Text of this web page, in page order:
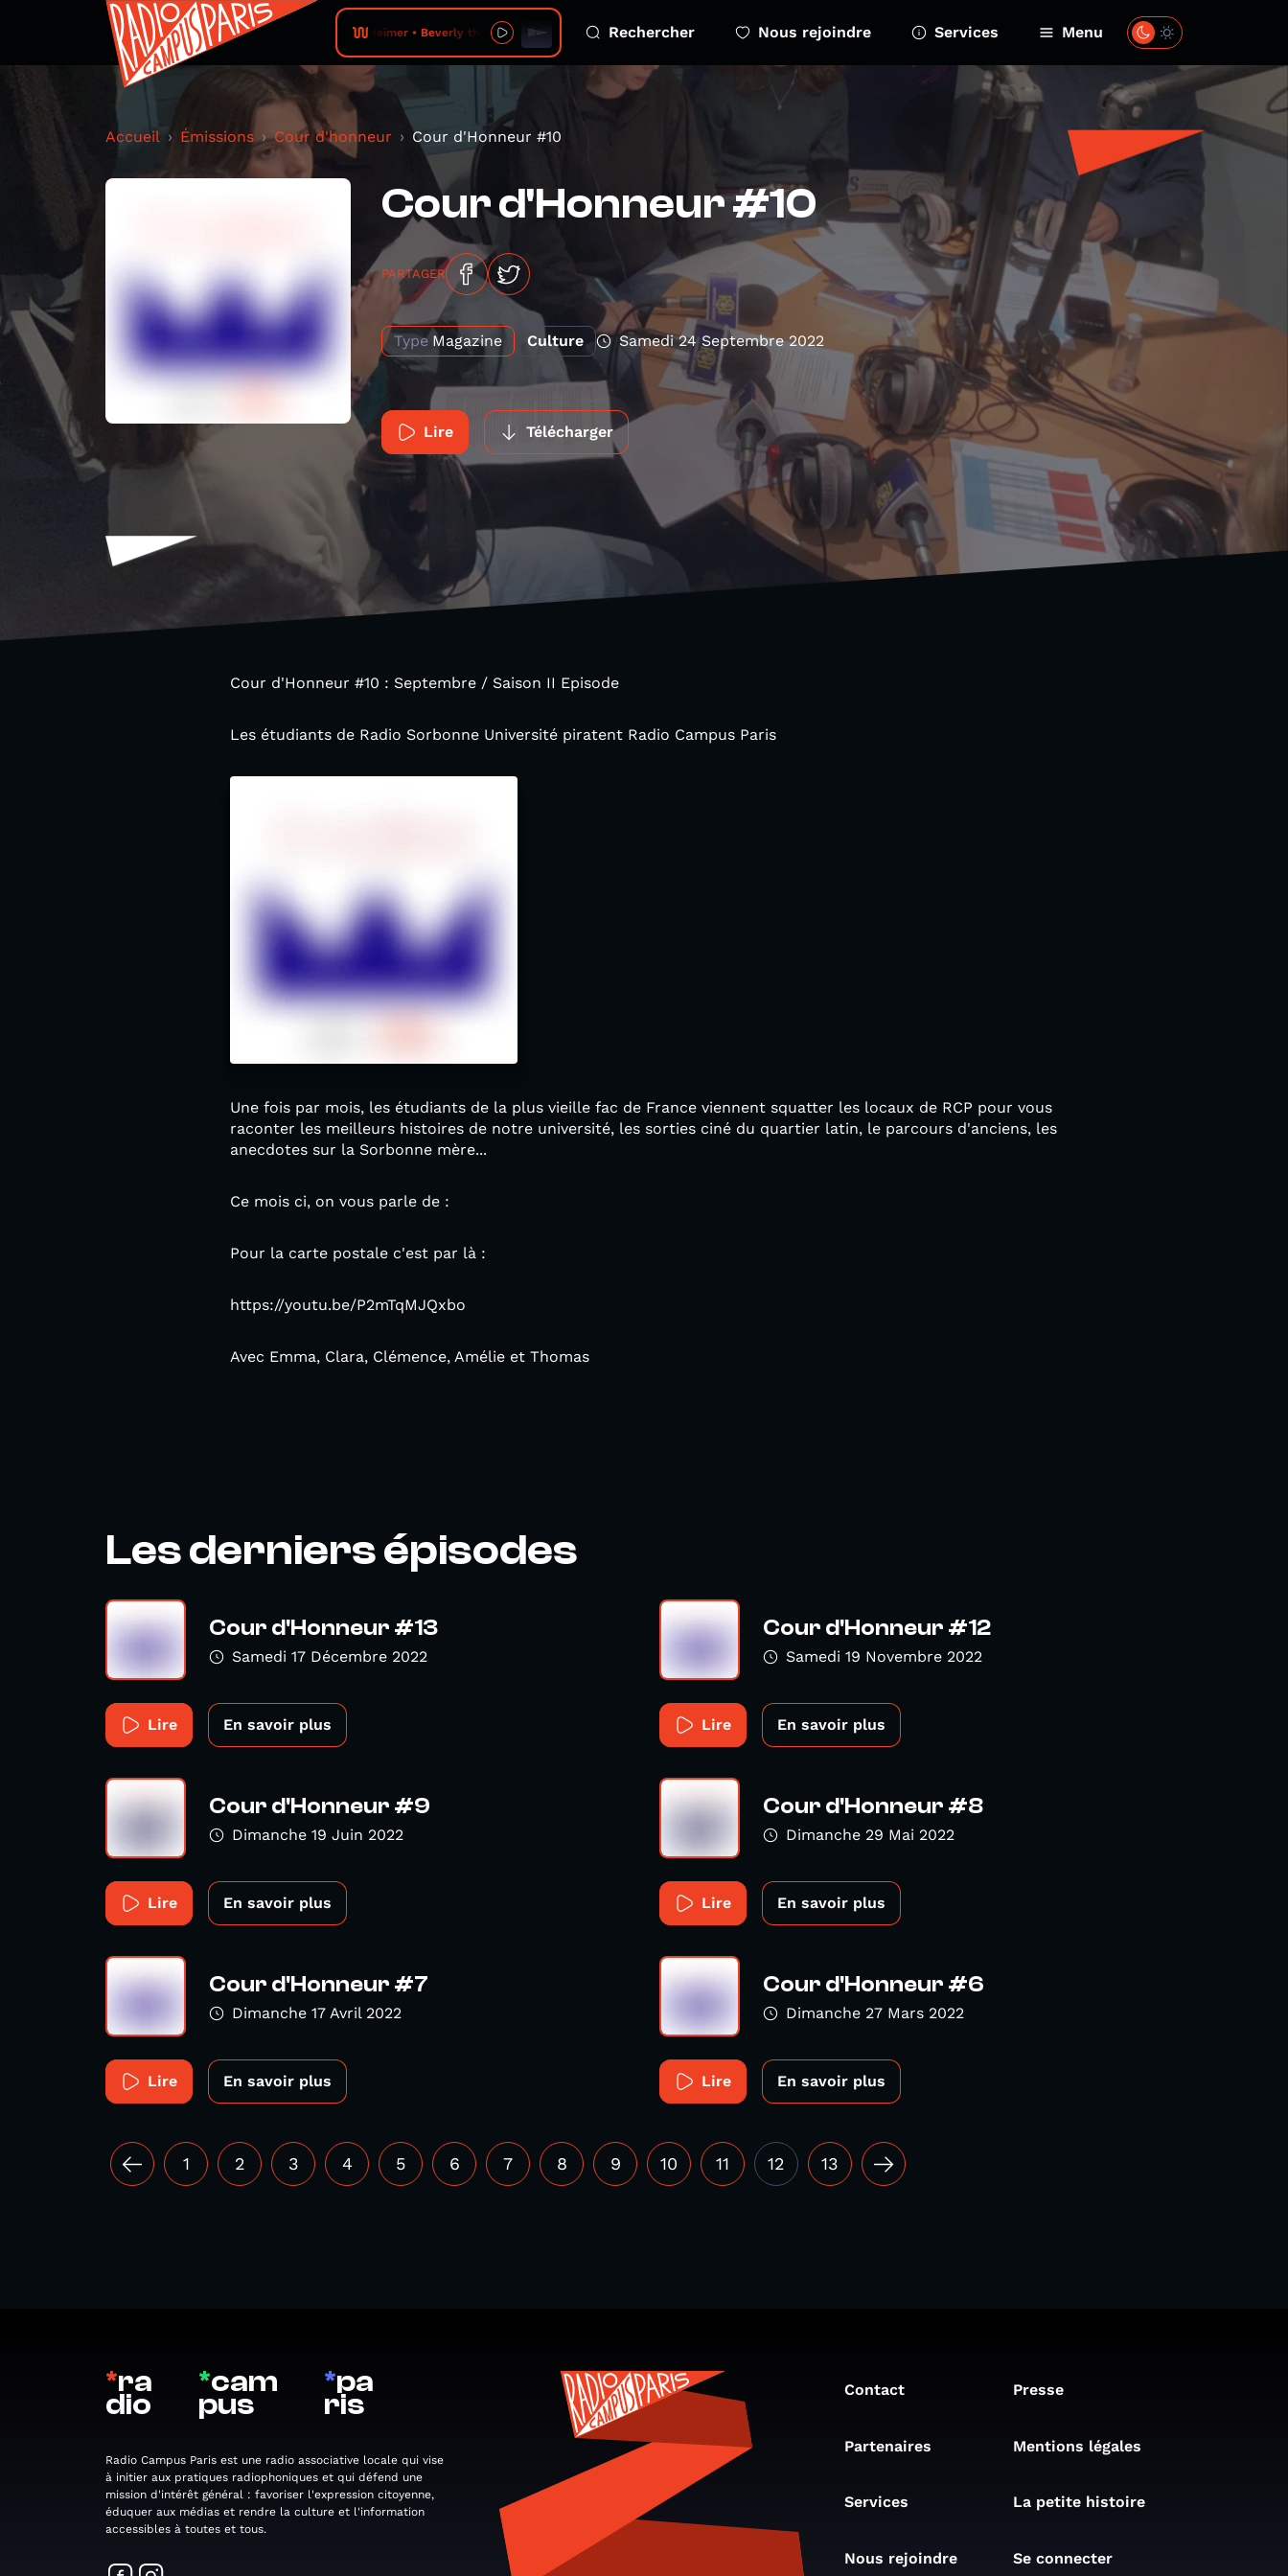
Heimer • Beverly the Hill Rechercher Nous rejoindre Services Menu
Accueil Émissions Cour d'honneur Cour d'Honneur #10
Cour d'Honneur #10
PARTAGER
Type Magazine Culture Samedi 24 Septembre 2022
Lire Télécharger
Cour d'Honneur #10 : Septembre / Saison II Episode
Les étudiants de Radio Sorbonne Université piratent Radio Campus Paris
Une fois par mois, les étudiants de la plus vieille fac de France viennent squatter les locaux de RCP pour vous
raconter les meilleurs histoires de notre université, les sorties ciné du quartier latin, le parcours d'anciens, les
anecdotes sur la Sorbonne mère...
Ce mois ci, on vous parle de :
Pour la carte postale c'est par là :
https://youtu.be/P2mTqMJQxbo
Avec Emma, Clara, Clémence, Amélie et Thomas
Les derniers épisodes
Cour d'Honneur #13
Samedi 17 Décembre 2022
Lire En savoir plus
Cour d'Honneur #12
Samedi 19 Novembre 2022
Lire En savoir plus
Cour d'Honneur #9
Dimanche 19 Juin 2022
Lire En savoir plus
Cour d'Honneur #8
Dimanche 29 Mai 2022
Lire En savoir plus
Cour d'Honneur #7
Dimanche 17 Avril 2022
Lire En savoir plus
Cour d'Honneur #6
Dimanche 27 Mars 2022
Lire En savoir plus
1 2 3 4 5 6 7 8 9 10 11 12 13
*ra
dio
*cam
pus
*pa
ris
Radio Campus Paris est une radio associative locale qui vise
à initier aux pratiques radiophoniques et qui défend une
mission d'intérêt général : favoriser l'expression citoyenne,
éduquer aux médias et rendre la culture et l'information
accessibles à toutes et tous.
Contact Presse
Partenaires Mentions légales
Services La petite histoire
Nous rejoindre Se connecter